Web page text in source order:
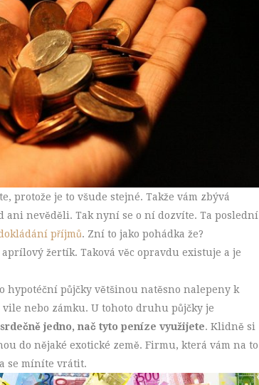
protože je to všude stejné. Takže vám zbývá
ani nevěděli. Tak nyní se o ní dozvíte. Ta poslední
příjmů. Zní to jako pohádka že?
žertík. Taková věc opravdu existuje a je
hypotéční půjčky většinou natěsno nalepeny k
nebo zámku. U tohoto druhu půjčky je
srdečně jedno, nač tyto peníze využijete. Klidně si
do nějaké exotické země. Firmu, která vám na to
se míníte vrátit.